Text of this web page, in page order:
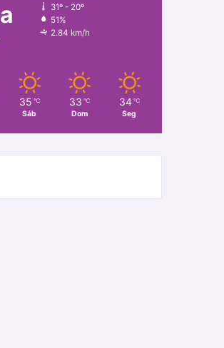
31º - 20º
51%
2.84 km/h
35 ℃
Sáb
33 ℃
Dom
34 ℃
Seg